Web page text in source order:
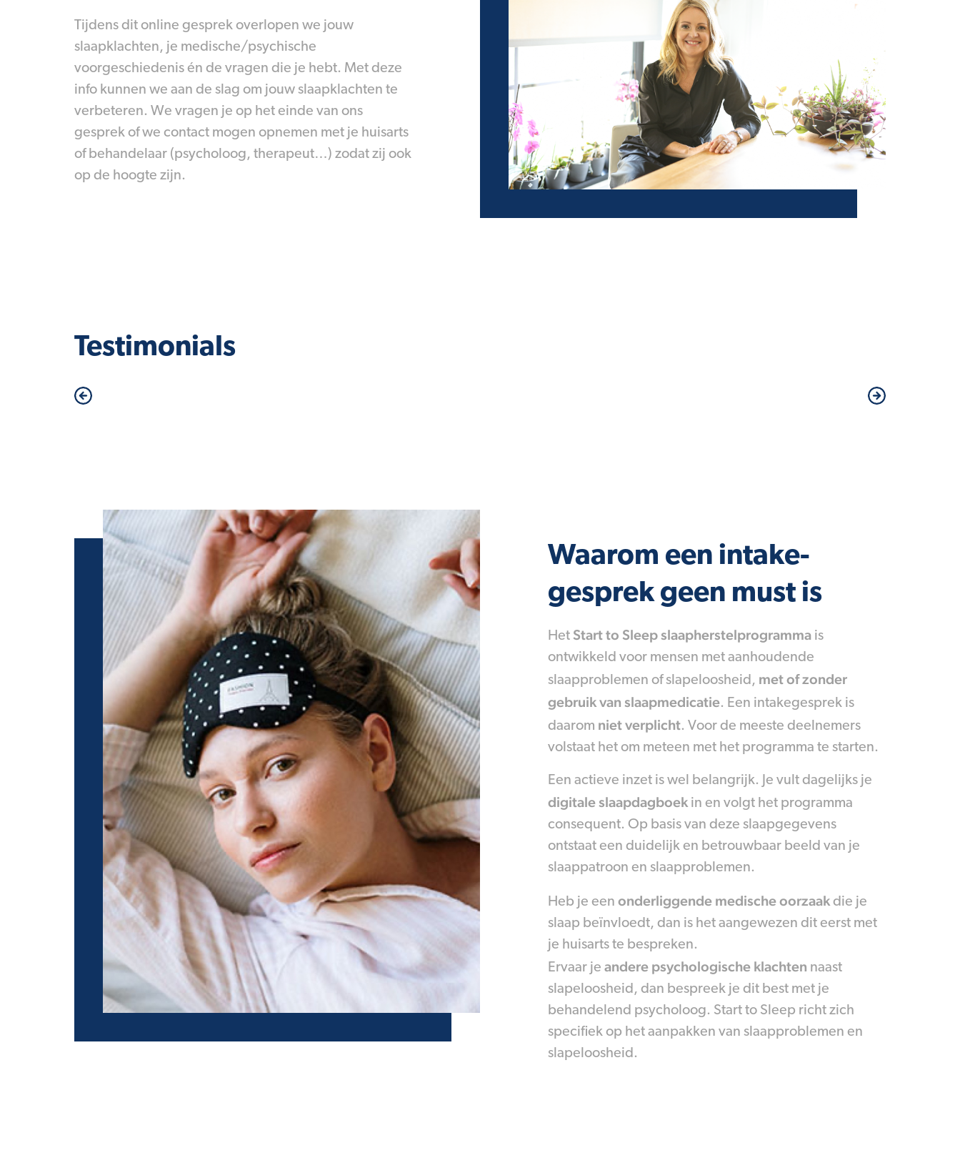
Tijdens dit online gesprek overlopen we jouw
slaapklachten, je medische/psychische
voorgeschiedenis én de vragen die je hebt. Met deze
info kunnen we aan de slag om jouw slaapklachten te
verbeteren. We vragen je op het einde van ons
gesprek of we contact mogen opnemen met je huisarts
of behandelaar (psycholoog, therapeut…) zodat zij ook
op de hoogte zijn.
Testimonials
Waarom een intake-
gesprek geen must is
Het Start to Sleep slaapherstelprogrammais
ontwikkeld voor mensen met aanhoudende
slaapproblemen of slapeloosheid, met of zonder
gebruik van slaapmedicatie. Een intakegesprek is
daarom niet verplicht. Voor de meeste deelnemers
volstaat het om meteen met het programma te starten.
Een actieve inzet is wel belangrijk. Je vult dagelijks je
digitale slaapdagboekin en volgt het programma
consequent. Op basis van deze slaapgegevens
ontstaat een duidelijk en betrouwbaar beeld van je
slaappatroon en slaapproblemen.
Heb je een onderliggende medische oorzaakdie je
slaap beïnvloedt, dan is het aangewezen dit eerst met
je huisarts te bespreken.
Ervaar je andere psychologische klachten naast
slapeloosheid, dan bespreek je dit best met je
behandelend psycholoog. Start to Sleep richt zich
specifiek op het aanpakken van slaapproblemen en
slapeloosheid.